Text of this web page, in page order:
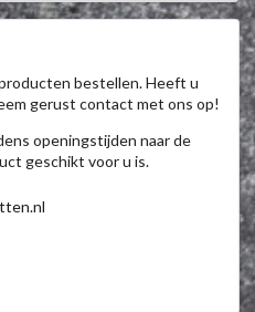
bestellen. Heeft u
gerust contact met ons op!
openingstijden naar de
geschikt voor u is.